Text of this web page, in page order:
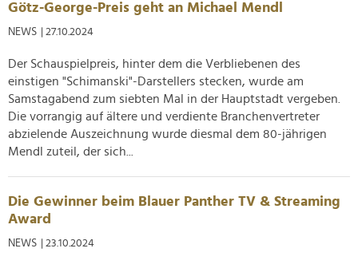
Götz-George-Preis geht an Michael Mendl
NEWS | 27.10.2024
Der Schauspielpreis, hinter dem die Verbliebenen des
einstigen "Schimanski"-Darstellers stecken, wurde am
Samstagabend zum siebten Mal in der Hauptstadt vergeben.
Die vorrangig auf ältere und verdiente Branchenvertreter
abzielende Auszeichnung wurde diesmal dem 80-jährigen
Mendl zuteil, der sich...
Die Gewinner beim Blauer Panther TV & Streaming
Award
NEWS | 23.10.2024